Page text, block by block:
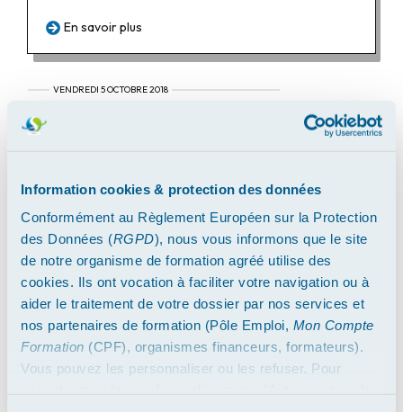
Information cookies & protection des données
Conformément au Règlement Européen sur la Protection
des Données (RGPD), nous vous informons que le site
de notre organisme de formation agréé utilise des
cookies. Ils ont vocation à faciliter votre navigation ou à
aider le traitement de votre dossier par nos services et
nos partenaires de formation (Pôle Emploi, Mon Compte
Formation (CPF), organismes financeurs, formateurs).
Vous pouvez les personnaliser ou les refuser. Pour
En savoir plus
VENDREDI 5 OCTOBRE 2018
Top 10 des noms de restaurants à jeu
de mots
Tour de France et Top 10 des jeux de mots s'illustrant
dans les noms de certains de nos bars ou restaurants.